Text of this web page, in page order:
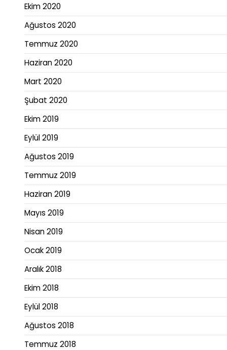
Ekim 2020
Ağustos 2020
Temmuz 2020
Haziran 2020
Mart 2020
Şubat 2020
Ekim 2019
Eylül 2019
Ağustos 2019
Temmuz 2019
Haziran 2019
Mayıs 2019
Nisan 2019
Ocak 2019
Aralık 2018
Ekim 2018
Eylül 2018
Ağustos 2018
Temmuz 2018